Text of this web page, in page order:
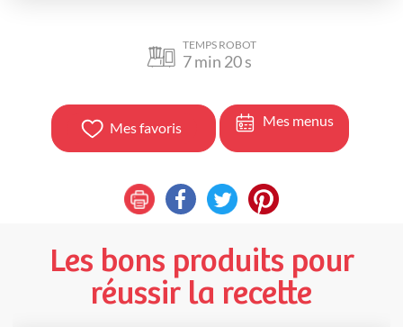
TEMPS ROBOT
7min 20s
Mes favoris Mes menus
Les bons produits pour
réussir la recette